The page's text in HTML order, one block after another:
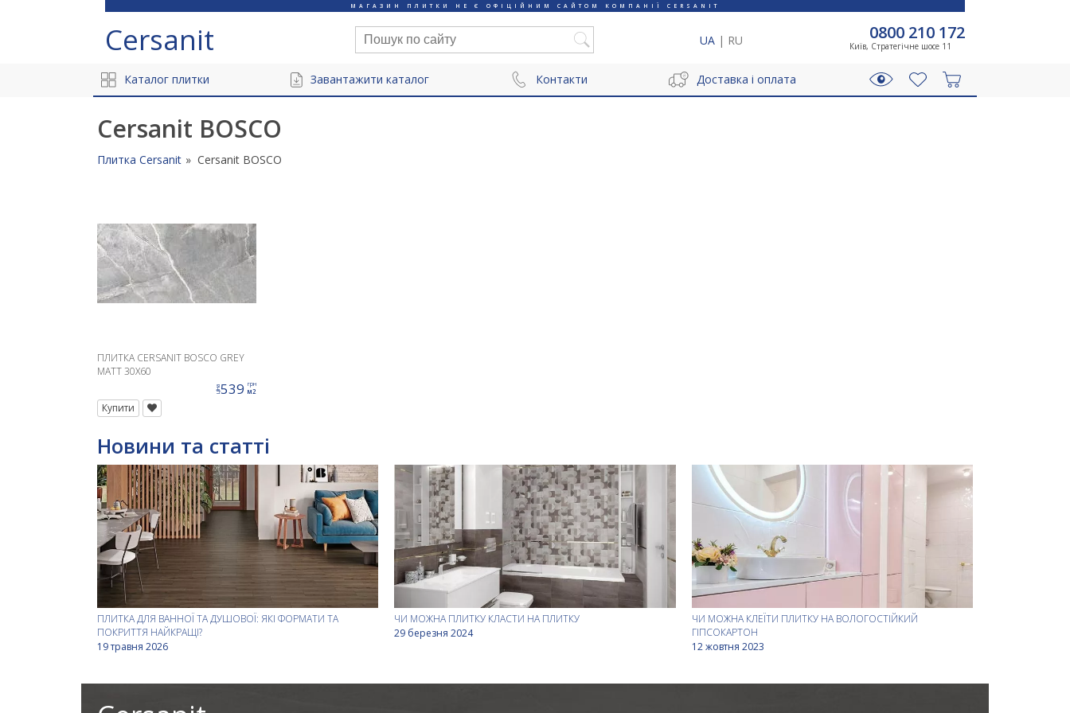
МАГАЗИН ПЛИТКИ НЕ Є ОФІЦІЙНИМ САЙТОМ КОМПАНІЇ CERSANIT
Cersanit UA | RU 0800 210 172
Київ, Стратегічне шосе 11
Каталог плитки Завантажити каталог Контакти Доставка і оплата
Cersanit BOSCO
Плитка Cersanit Cersanit BOSCO
ПЛИТКА CERSANIT BOSCO GREY
MATT 30X60
ціна539 грн
м2
Купити
Новини та статті
ПЛИТКА ДЛЯ ВАННОЇ ТА ДУШОВОЇ: ЯКІ ФОРМАТИ ТА
ПОКРИТТЯ НАЙКРАЩІ?
19 травня 2026
ЧИ МОЖНА ПЛИТКУ КЛАСТИ НА ПЛИТКУ
29 березня 2024
ЧИ МОЖНА КЛЕЇТИ ПЛИТКУ НА ВОЛОГОСТІЙКИЙ
ГІПСОКАРТОН
12 жовтня 2023